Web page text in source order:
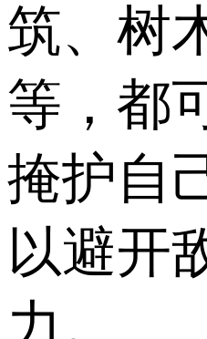
筑、树
等，都
掩护自
以避开
力。